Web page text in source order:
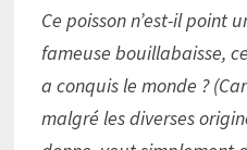
Ce poisson n’est-il point
fameuse bouillabaisse,
a conquis le monde ?
malgré les diverses